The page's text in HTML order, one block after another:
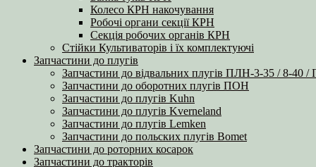
Колесо КРН накочування
Робочі органи секції КРН
Секція робочих органів КРН
Стійки Культиваторів і їх комплектуючі
Запчастини до плугів
Запчастини до відвальних плугів ПЛН-3-35 / 8-40
Запчастини до оборотних плугів ПОН
Запчастини до плугів Kuhn
Запчастини до плугів Kverneland
Запчастини до плугів Lemken
Запчастини до польских плугів Bomet
Запчастини до роторних косарок
Запчастини до тракторів